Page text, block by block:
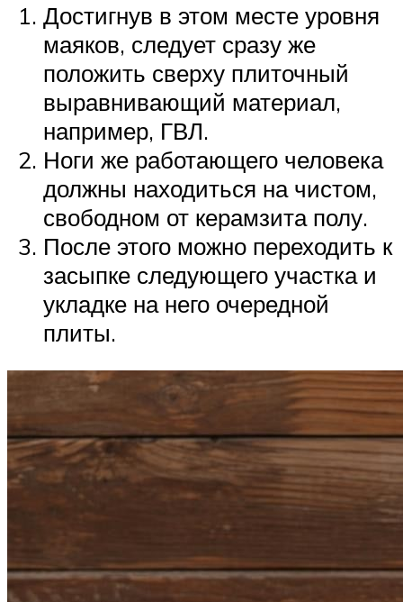
Достигнув в этом месте уровня
маяков, следует сразу же
положить сверху плиточный
выравнивающий материал,
например, ГВЛ.
Ноги же работающего человека
должны находиться на чистом,
свободном от керамзита полу.
После этого можно переходить к
засыпке следующего участка и
укладке на него очередной
плиты.